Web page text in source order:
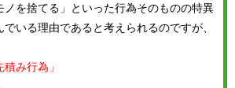
ノを捨てる」といった行為そのものの特異
いる理由であると考えられるのですが、
み行為」